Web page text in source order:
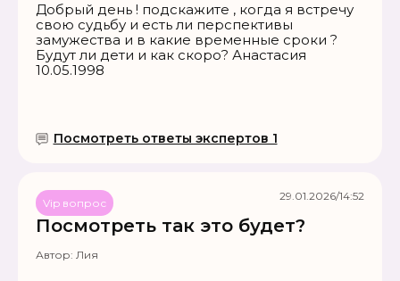
Добрый день ! подскажите , когда я встречу
свою судьбу и есть ли перспективы
замужества и в какие временные сроки ?
Будут ли дети и как скоро? Анастасия
10.05.1998
Посмотреть ответы экспертов 1
Посмотреть так это будет?
Vip вопрос
Автор: Лия
29.01.2026/14:52